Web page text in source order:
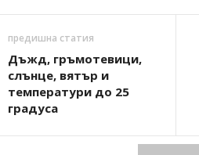
предишна статия
Дъжд, гръмотевици,
слънце, вятър и
температури до 25
градуса